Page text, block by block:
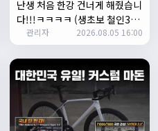
로 이동할때 왼쪽으로 가서
에 있거나 빈공간을 눌러도
나요>?
난생 처음 한강 건너게 해줬습니
다!!!ㅋㅋㅋㅋ (생초보 철인3종
입문시키기)
관리자 2026.08.05 16:00